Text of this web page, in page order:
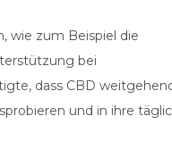
wie zum Beispiel die
bei
dass CBD
und in ihre